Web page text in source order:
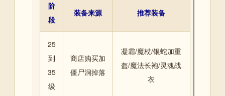
阶
段
装备来源 推荐装备
25
到
35
级
商店购买加
僵尸洞掉落
凝霜/魔杖/银蛇加重
盔/魔法长袍/灵魂战
衣